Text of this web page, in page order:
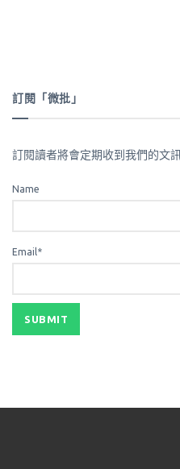
訂閱「微批」
訂閱讀者將會定期收到我們的文訊
Name
Email*